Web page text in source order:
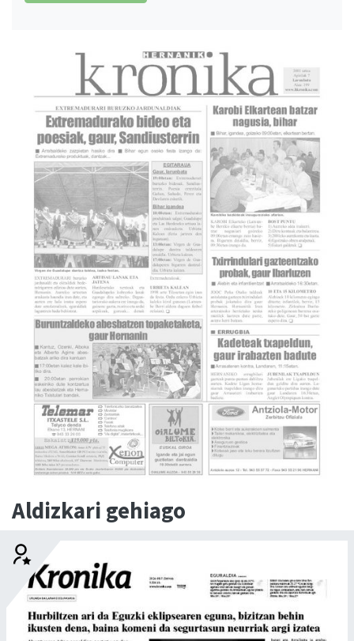
Aldizkari gehiago